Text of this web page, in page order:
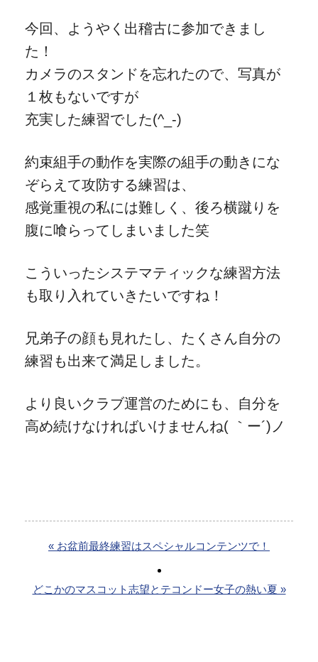
今回、ようやく出稽古に参加できまし
た！
カメラのスタンドを忘れたので、写真が
１枚もないですが
充実した練習でした(^_-)
約束組手の動作を実際の組手の動きにな
ぞらえて攻防する練習は、
感覚重視の私には難しく、後ろ横蹴りを
腹に喰らってしまいました笑
こういったシステマティックな練習方法
も取り入れていきたいですね！
兄弟子の顔も見れたし、たくさん自分の
練習も出来て満足しました。
より良いクラブ運営のためにも、自分を
高め続けなければいけませんね( ｀ー´)ノ
« お盆前最終練習はスペシャルコンテンツで！
どこかのマスコット志望とテコンドー女子の熱い夏 »